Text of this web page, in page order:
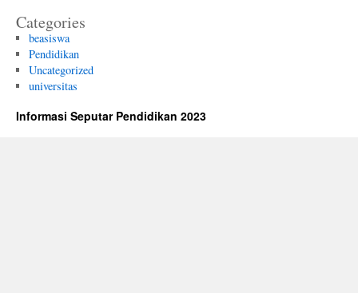
Categories
beasiswa
Pendidikan
Uncategorized
universitas
Informasi Seputar Pendidikan 2023